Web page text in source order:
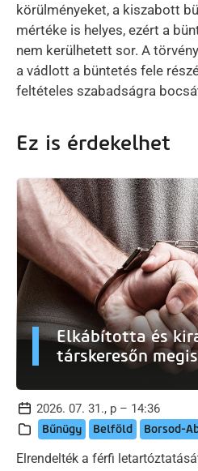
körülményeket, a kiszabott
mértéke is helyes, ezért a
nem kerülhetett sor. A
a vádlott a büntetés fele
feltételes szabadságra
Ez is érdekelhet
Elkábította és
társkeresőn
2026. 07. 31., p – 14:36
Bűnügy Belföld Borsod-
Elrendelték a férfi